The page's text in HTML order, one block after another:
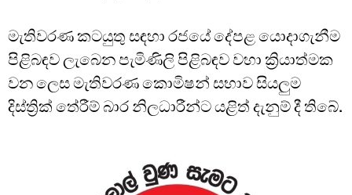
මැතිවරණ කටයුතු සඳහා රජයේ දේපළ යොදාගැනීම
පිළිබඳව ලැබෙන පැමිණිලි පිළිබඳව වහා ක්‍රියාත්මක
වන ලෙස මැතිවරණ කොමිෂන් සභාව සියලුම
දිස්ත්‍රික් තේරීම් බාර නිලධාරීන්ට යළිත් දැනුම් දී තිබේ.